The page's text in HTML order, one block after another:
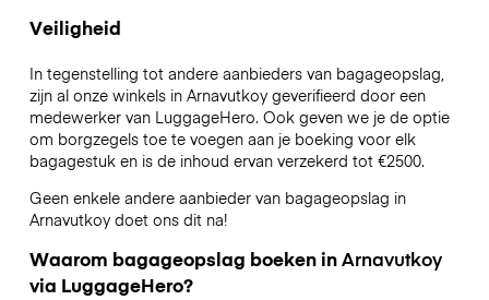
Veiligheid
In tegenstelling tot andere aanbieders van bagageopslag,
zijn al onze winkels in Arnavutkoygeverifieerd door een
medewerker van LuggageHero. Ook geven we je de optie
om borgzegels toe te voegen aan je boeking voor elk
bagagestuk en is de inhoud ervan verzekerd tot €2500.
Geen enkele andere aanbieder van bagageopslag in
Arnavutkoydoet ons dit na!
Waarom bagageopslag boeken inArnavutkoy
via LuggageHero?